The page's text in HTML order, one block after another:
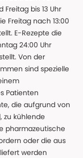
bis 13 Uhr
Freitag nach 13:00
E-Rezepte die
24:00 Uhr
Von der
sind spezielle
Patienten
die aufgrund von
zu kühlende
pharmazeutische
oder die aus
werden